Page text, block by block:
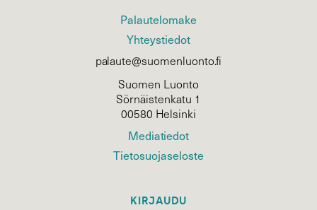
Palautelomake
Yhteystiedot
palaute@suomenluonto.fi
Suomen Luonto
Sörnäistenkatu 1
00580 Helsinki
Mediatiedot
Tietosuojaseloste
KIRJAUDU